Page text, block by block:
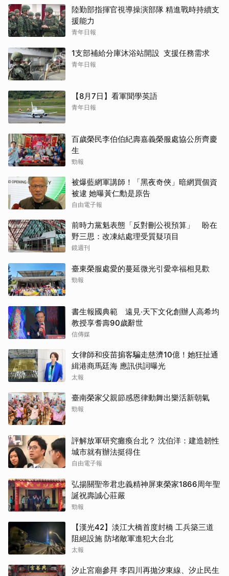
陸勤部指揮官視導操演部隊 精進戰時持續支
援能力
青年日報
1支部補給分庫沐浴站開設 支援任務需求
青年日報
【8月7日】看軍聞學英語
青年日報
百歲榮民李伯伯紀壽嘉義榮服處協公所齊慶
生
勁報
被爆藍網軍講師！「黑夜奇俠」暗網買個資
被逮 她曝黃仁勳是原告
自由電子報
前時力黨魁表態「反對刪公視預算」 盼在
野三思：改凍結處理受質疑項目
鏡週刊
臺東榮服處愛的蔓延微光引愛幸福相見歡
勁報
書生報國典範 遠見‧天下文化創辦人高希均
教授享耆壽90歲辭世
信傳媒
女律師和疫苗掮客騙走慈濟10億！她狂扯通
緝港商馬廷海 應訊供詞曝光
太報
臺南榮家父親節感恩律動舞出樂活新朝氣
勁報
評解放軍研究癱瘓台北？ 沈伯洋：建造韌性
城市就有辦法挺得住
自由電子報
弘揚關聖帝君忠義精神屏東榮家1866周年聖
誕祝壽誠心莊嚴
勁報
【漢光42】淡江大橋首度封橋 工兵築三道
阻絕設施 防堵敵軍進犯大台北
太報
汐止宮廟參拜 李四川再拋汐東線、汐止民生